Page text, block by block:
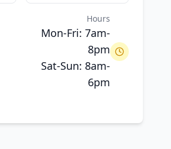
Hours
Mon-Fri: 7am-
8pm
Sat-Sun: 8am-
6pm